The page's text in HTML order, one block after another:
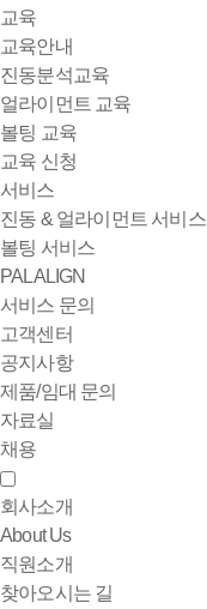
교육
교육안내
진동분석교육
얼라이먼트 교육
볼팅 교육
교육 신청
서비스
진동 & 얼라이먼트 서비스
볼팅 서비스
PALALIGN
서비스 문의
고객센터
공지사항
제품/임대 문의
자료실
채용
회사소개
About Us
직원소개
찾아오시는 길